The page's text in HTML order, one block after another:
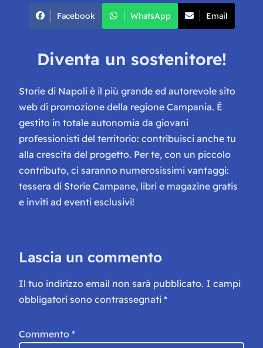
Facebook WhatsApp Email
Diventa un sostenitore!
Storie di Napoli è il più grande ed autorevole sito
web di promozione della regione Campania. È
gestito in totale autonomia da giovani
professionisti del territorio: contribuisci anche tu
alla crescita del progetto. Per te, con un piccolo
contributo, ci saranno numerosissimi vantaggi:
tessera di Storie Campane, libri e magazine gratis
e inviti ad eventi esclusivi!
Lascia un commento
Il tuo indirizzo email non sarà pubblicato. I campi
obbligatori sono contrassegnati *
Commento *